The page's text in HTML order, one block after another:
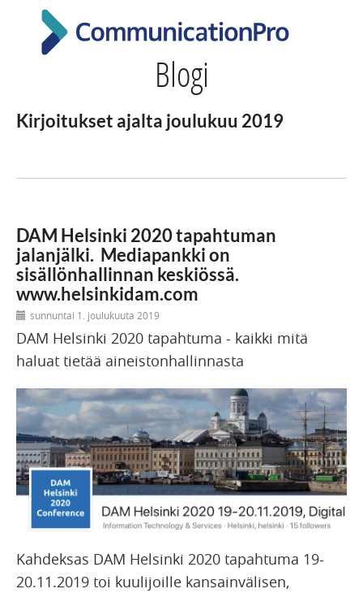
Blogi
Kirjoitukset ajalta joulukuu 2019
DAM Helsinki 2020 tapahtuman
jalanjälki. Mediapankki on
sisällönhallinnan keskiössä.
www.helsinkidam.com
sunnuntai 1. joulukuuta 2019
DAM Helsinki 2020 tapahtuma - kaikki mitä
haluat tietää aineistonhallinnasta
Kahdeksas DAM Helsinki 2020 tapahtuma 19-
20.11.2019 toi kuulijoille kansainvälisen,